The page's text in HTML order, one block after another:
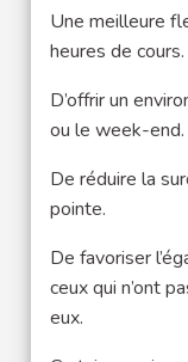
Une meilleure
heures de cours.
D’offrir un
ou le week-end.
De réduire la
pointe.
De favoriser
ceux qui n’ont
eux.